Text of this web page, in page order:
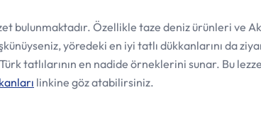
bulunmaktadır. Özellikle taze deniz ürünleri ve
yöredeki en iyi tatlı dükkanlarını da
tatlılarının en nadide örneklerini sunar. Bu
linkine göz atabilirsiniz.